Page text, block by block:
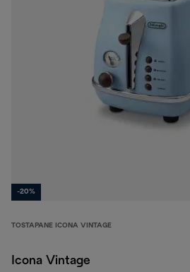
-20%
TOSTAPANE ICONA VINTAGE
Icona Vintage